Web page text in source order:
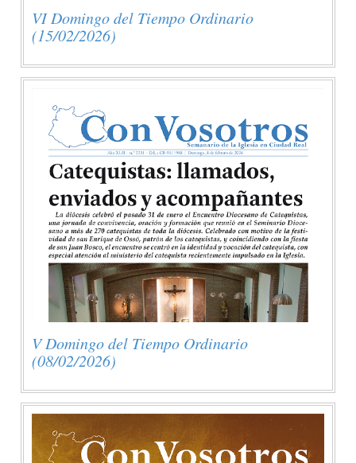
VI Domingo del Tiempo Ordinario
(15/02/2026)
V Domingo del Tiempo Ordinario
(08/02/2026)